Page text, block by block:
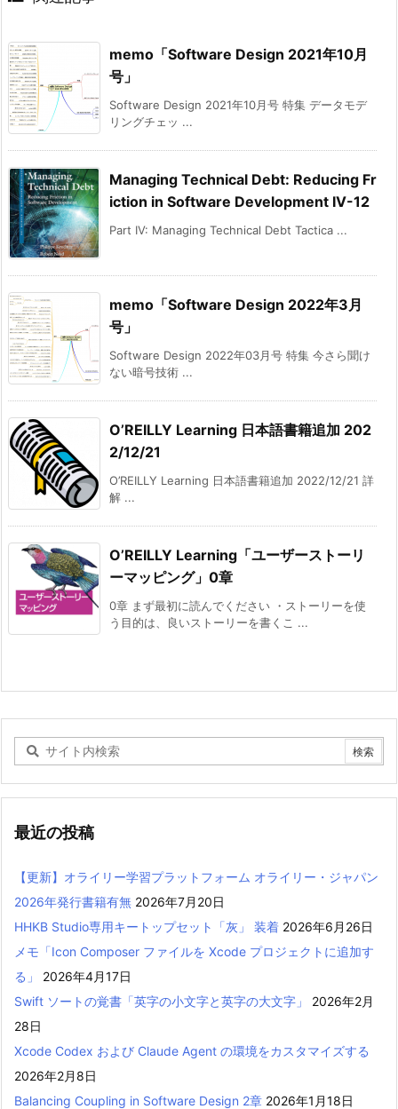
memo「Software Design 2021年10月
号」
Software Design 2021年10月号 特集 データモデ
リングチェッ ...
Managing Technical Debt: Reducing Fr
iction in Software Development IV-12
Part IV: Managing Technical Debt Tactica ...
memo「Software Design 2022年3月
号」
Software Design 2022年03月号 特集 今さら聞け
ない暗号技術 ...
O’REILLY Learning 日本語書籍追加 202
2/12/21
O’REILLY Learning 日本語書籍追加 2022/12/21 詳
解 ...
O’REILLY Learning「ユーザーストーリ
ーマッピング」0章
0章 まず最初に読んでください ・ストーリーを使
う目的は、良いストーリーを書くこ ...
最近の投稿
【更新】オライリー学習プラットフォーム オライリー・ジャパン
2026年発行書籍有無 2026年7月20日
HHKB Studio専用キートップセット「灰」 装着 2026年6月26日
メモ「Icon Composer ファイルを Xcode プロジェクトに追加す
る」
2026年4月17日
Swift ソートの覚書「英字の小文字と英字の大文字」
2026年2月
28日
Xcode Codex および Claude Agent の環境をカスタマイズする
2026年2月8日
Balancing Coupling in Software Design 2章 2026年1月18日